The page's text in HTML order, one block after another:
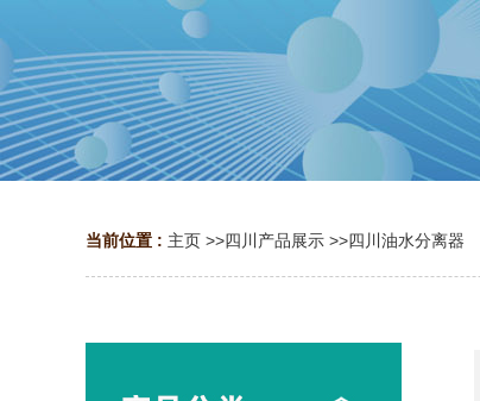
当前位置 : 主页 >>四川产品展示 >>四川油水分离器